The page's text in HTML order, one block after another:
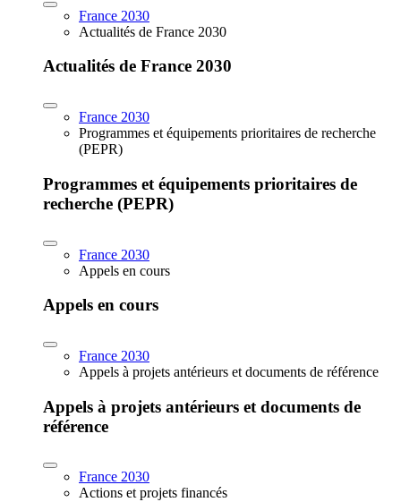
France 2030
Actualités de France 2030
Actualités de France 2030
France 2030
Programmes et équipements prioritaires de recherche
(PEPR)
Programmes et équipements prioritaires de
recherche (PEPR)
France 2030
Appels en cours
Appels en cours
France 2030
Appels à projets antérieurs et documents de référence
Appels à projets antérieurs et documents de
référence
France 2030
Actions et projets financés